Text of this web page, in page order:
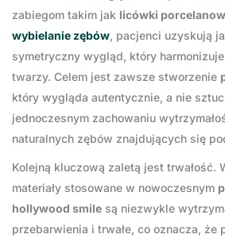
zabiegom takim jak licówki
wybielanie zębów, pacjenci uzyskują
symetryczny wygląd, który
twarzy. Celem jest zawsze stworzenie
który wygląda autentycznie, a nie
jednoczesnym zachowaniu
naturalnych zębów znajdujących się
Kolejną kluczową zaletą jest trwałość.
materiały stosowane w nowoczesnym
hollywood smile są niezwykle
przebarwienia i trwałe, co oznacza, że